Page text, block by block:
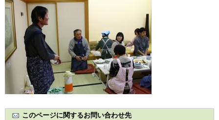
このページに関するお問い合わせ先